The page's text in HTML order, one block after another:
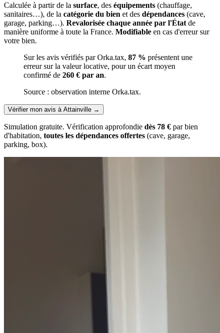
Calculée à partir de la surface, des équipements (chauffage,
sanitaires…), de la catégorie du bien et des dépendances (cave,
garage, parking…). Revalorisée chaque année par l'État de
manière uniforme à toute la France. Modifiable en cas d'erreur sur
votre bien.
Sur les avis vérifiés par Orka.tax, 87 % présentent une
erreur sur la valeur locative, pour un écart moyen
confirmé de 260 € par an.
Source : observation interne Orka.tax.
Vérifier mon avis à Attainville →
Simulation gratuite. Vérification approfondie dès 78 € par bien
d'habitation, toutes les dépendances offertes (cave, garage,
parking, box).